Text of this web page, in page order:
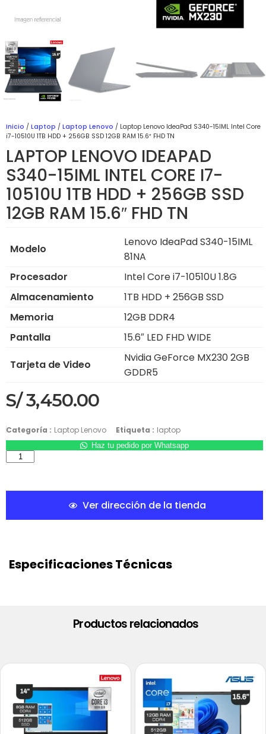
Inicio / Laptop / Laptop Lenovo / Laptop Lenovo IdeaPad S340-15IML Intel Core
i7-10510U 1TB HDD + 256GB SSD 12GB RAM 15.6″ FHD TN
LAPTOP LENOVO IDEAPAD
S340-15IML INTEL CORE I7-
10510U 1TB HDD + 256GB SSD
12GB RAM 15.6″ FHD TN
Modelo
Lenovo IdeaPad S340-15IML
81NA
Procesador
Intel Core i7-10510U 1.8G
Almacenamiento
1TB HDD + 256GB SSD
Memoria
12GB DDR4
Pantalla
15.6″ LED FHD WIDE
Tarjeta de Video
Nvidia GeForce MX230 2GB
GDDR5
S/3,450.00
Categoría : Laptop Lenovo Etiqueta : laptop
Haz tu pedido por Whatsapp
Ver dirección de la tienda
Especificaciones Técnicas
Productos relacionados